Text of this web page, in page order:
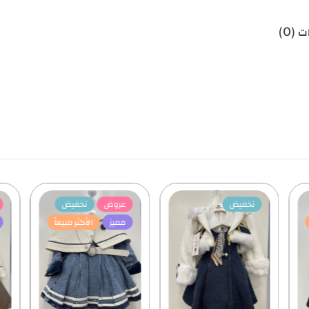
(0)
تخفيض عروض
تخفيض
مميز
الأكثر مبيعاً